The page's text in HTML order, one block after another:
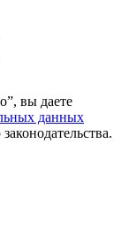
вы даете
данных